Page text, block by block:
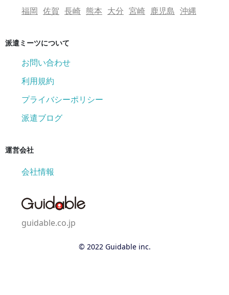
福岡 佐賀 長崎 熊本 大分 宮崎 鹿児島 沖縄
派遣ミーツについて
お問い合わせ
利用規約
プライバシーポリシー
派遣ブログ
運営会社
会社情報
guidable.co.jp
© 2022 Guidable inc.